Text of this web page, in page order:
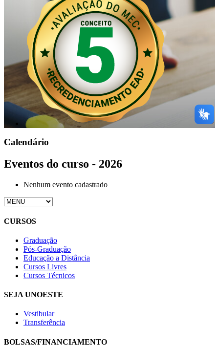
Calendário
Eventos do curso - 2026
Nenhum evento cadastrado
CURSOS
Graduação
Pós-Graduação
Educação a Distância
Cursos Livres
Cursos Técnicos
SEJA UNOESTE
Vestibular
Transferência
BOLSAS/FINANCIAMENTO